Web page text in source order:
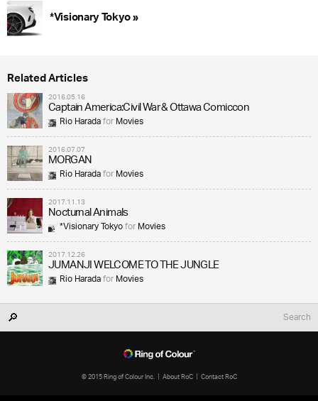
*Visionary Tokyo »
Related Articles
2016.05.16
Captain America:Civil War & Ottawa Comiccon
Rio HaradaforMovies
2016.07.07
MORGAN
Rio HaradaforMovies
2017.11.13
Nocturnal Animals
*Visionary TokyoforMovies
2017.12.26
JUMANJI WELCOME TO THE JUNGLE
Rio HaradaforMovies
© 2015 Ring of Colour Inc. About RoC Contact RoC